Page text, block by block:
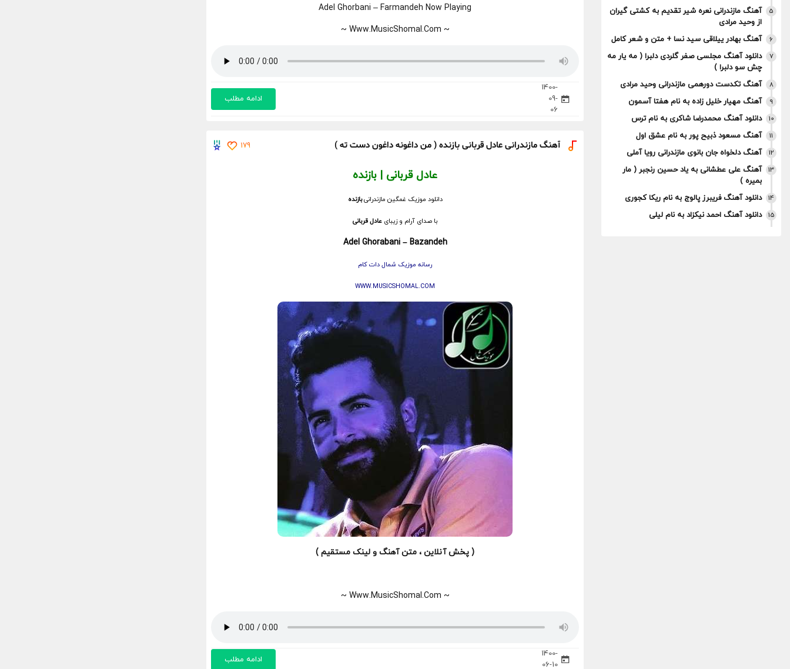
5
آهنگ مازندرانی نعره شیر تقدیم به کشتی گیران
از وحید مرادی
6 آهنگ بهادر ییلاقی سید نسا + متن و شعر کامل
7
دانلود آهنگ مجلسی صفر گلردی دلبرا ( مه یار مه
چش سو دلبرا )
8 آهنگ تکدست دورهمی مازندرانی وحید مرادی
9 آهنگ مهیار خلیل زاده به نام هفتا آسمون
10 دانلود آهنگ محمدرضا شاکری به نام ترس
11 آهنگ مسعود ذبیح پور به نام عشق اول
12 آهنگ دلخواه جان بانوی مازندرانی رویا آملی
13
آهنگ علی عطشانی به یاد حسین رنجبر ( مار
بمیره )
14 دانلود آهنگ فریبرز پالوج به نام ریکا کجوری
15 دانلود آهنگ احمد نیکزاد به نام لیلی
Adel Ghorbani – Farmandeh Now Playing
~ Www.MusicShomal.Com ~
1400-
09-
06
ادامه مطلب
آهنگ مازندرانی عادل قربانی بازنده ( من داغونه داغون دست ته ) 179
عادل قربانی | بازنده
دانلود موزیک غمگین مازندرانیبازنده
با صدای آرام و زیبای عادل قربانی
Adel Ghorabani– Bazandeh
رسانه موزیک شمال دات کام
WWW.MUSICSHOMAL.COM
( پخش آنلاین ، متن آهنگ و لینک مستقیم )
~ Www.MusicShomal.Com ~
1400-
06-10
ادامه مطلب